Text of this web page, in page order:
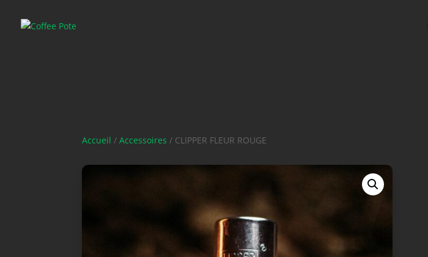
Accueil /Accessoires / CLIPPER FLEUR ROUGE